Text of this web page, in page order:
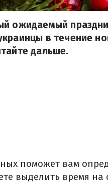
ожидаемый
в течение
дальше.
поможет вам
выделить время